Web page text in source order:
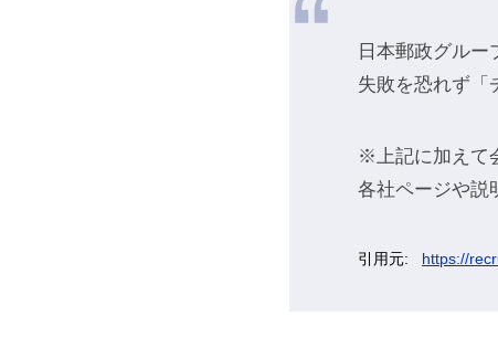
日本郵政グルー
失敗を恐れず「
※上記に加えて
各社ページや説
https://